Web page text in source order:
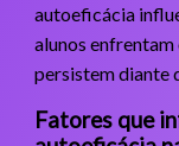
autoeficácia
alunos enfrentam
persistem diante
Fatores que